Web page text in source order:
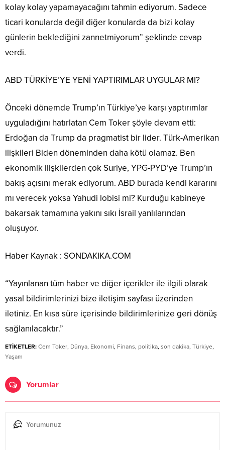
kolay kolay yapamayacağını tahmin ediyorum. Sadece
ticari konularda değil diğer konularda da bizi kolay
günlerin beklediğini zannetmiyorum” şeklinde cevap
verdi.
ABD TÜRKİYE’YE YENİ YAPTIRIMLAR UYGULAR MI?
Önceki dönemde Trump’ın Türkiye’ye karşı yaptırımlar
uyguladığını hatırlatan Cem Toker şöyle devam etti:
Erdoğan da Trump da pragmatist bir lider. Türk-Amerikan
ilişkileri Biden döneminden daha kötü olamaz. Ben
ekonomik ilişkilerden çok Suriye, YPG-PYD’ye Trump’ın
bakış açısını merak ediyorum. ABD burada kendi kararını
mı verecek yoksa Yahudi lobisi mi? Kurduğu kabineye
bakarsak tamamına yakını sıkı İsrail yanlılarından
oluşuyor.
Haber Kaynak : SONDAKIKA.COM
“Yayınlanan tüm haber ve diğer içerikler ile ilgili olarak
yasal bildirimlerinizi bize iletişim sayfası üzerinden
iletiniz. En kısa süre içerisinde bildirimlerinize geri dönüş
sağlanılacaktır.”
ETİKETLER: Cem Toker, Dünya, Ekonomi, Finans, politika, son dakika, Türkiye,
Yaşam
Yorumlar